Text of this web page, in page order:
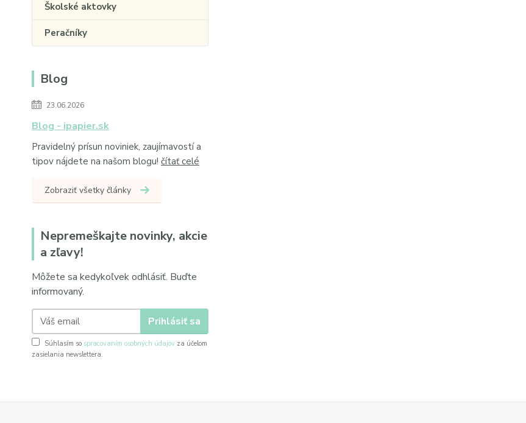
Školské aktovky
Peračníky
Blog
23.06.2026
Blog - ipapier.sk
Pravidelný prísun noviniek, zaujímavostí a
tipov nájdete na našom blogu! čítať celé
Zobraziť všetky články
Nepremeškajte novinky, akcie
a zľavy!
Môžete sa kedykoľvek odhlásiť. Buďte
informovaný.
Prihlásiť sa
Súhlasím so spracovaním osobných údajov za účelom
zasielania newslettera.